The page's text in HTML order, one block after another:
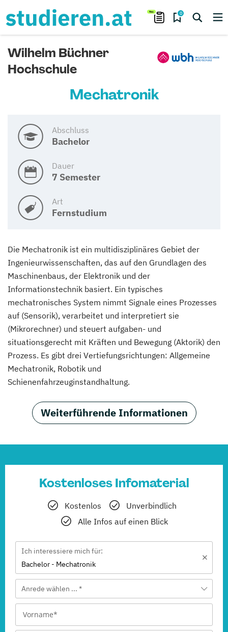
0
Wilhelm Büchner
Hochschule
Mechatronik
Abschluss
Bachelor
Dauer
7 Semester
Art
Fernstudium
Die Mechatronik ist ein multidisziplinäres Gebiet der
Ingenieurwissenschaften, das auf den Grundlagen des
Maschinenbaus, der Elektronik und der
Informationstechnik basiert. Ein typisches
mechatronisches System nimmt Signale eines Prozesses
auf (Sensorik), verarbeitet und interpretiert sie
(Mikrorechner) und steuert aufgaben- und
situationsgerecht mit Kräften und Bewegung (Aktorik) den
Prozess. Es gibt drei Vertiefungsrichtungen: Allgemeine
Mechatronik, Robotik und
Schienenfahrzeuginstandhaltung.
Weiterführende Informationen
Kostenloses Infomaterial
Kostenlos
Unverbindlich
Alle Infos auf einen Blick
Ich interessiere mich für:
Bachelor - Mechatronik
Anrede wählen ... *